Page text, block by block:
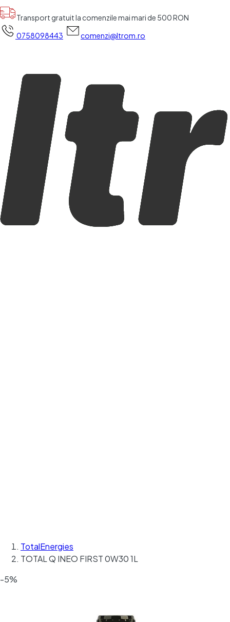
Transport gratuit la comenzile mai mari de 500 RON
0758098443
comenzi@ltrom.ro
TotalEnergies
TOTAL Q INEO FIRST 0W30 1L
-5%